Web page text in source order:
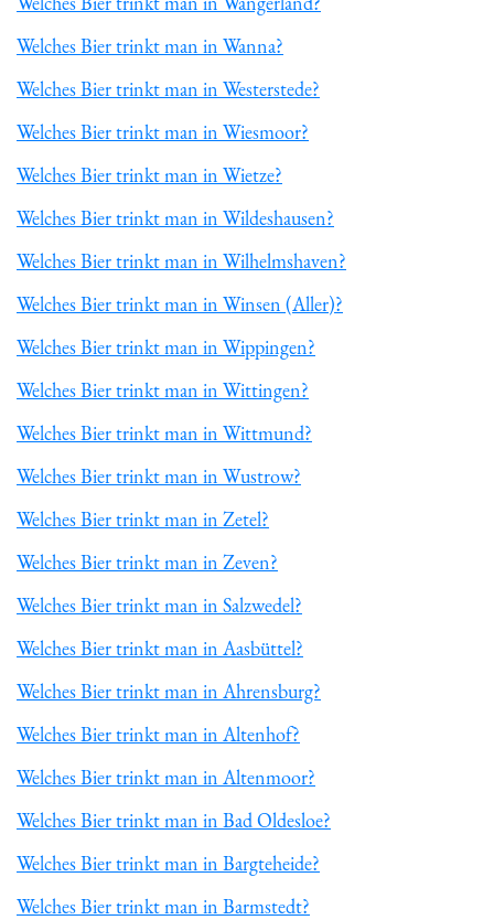
Welches Bier trinkt man in Wanna?
Welches Bier trinkt man in Westerstede?
Welches Bier trinkt man in Wiesmoor?
Welches Bier trinkt man in Wietze?
Welches Bier trinkt man in Wildeshausen?
Welches Bier trinkt man in Wilhelmshaven?
Welches Bier trinkt man in Winsen (Aller)?
Welches Bier trinkt man in Wippingen?
Welches Bier trinkt man in Wittingen?
Welches Bier trinkt man in Wittmund?
Welches Bier trinkt man in Wustrow?
Welches Bier trinkt man in Zetel?
Welches Bier trinkt man in Zeven?
Welches Bier trinkt man in Salzwedel?
Welches Bier trinkt man in Aasbüttel?
Welches Bier trinkt man in Ahrensburg?
Welches Bier trinkt man in Altenhof?
Welches Bier trinkt man in Altenmoor?
Welches Bier trinkt man in Bad Oldesloe?
Welches Bier trinkt man in Bargteheide?
Welches Bier trinkt man in Barmstedt?